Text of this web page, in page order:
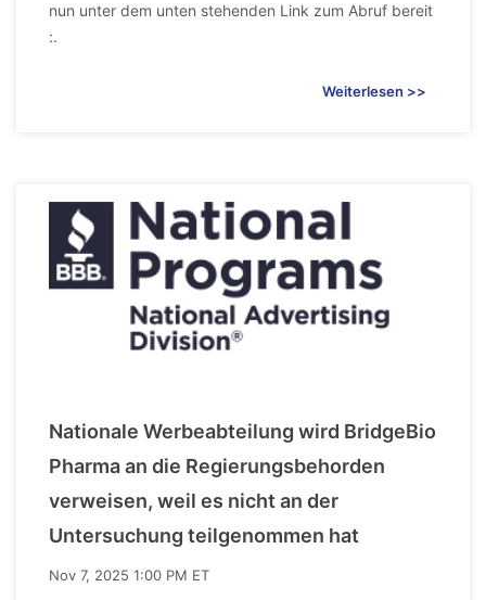
nun unter dem unten stehenden Link zum Abruf bereit
:.
Weiterlesen >>
Nationale Werbeabteilung wird BridgeBio
Pharma an die Regierungsbehorden
verweisen, weil es nicht an der
Untersuchung teilgenommen hat
Nov 7, 2025 1:00 PM ET